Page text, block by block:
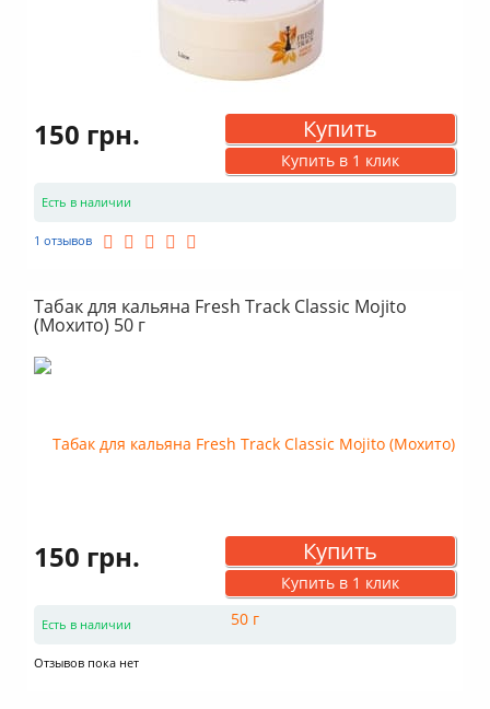
150 грн. Купить
Купить в 1 клик
Есть в наличии
1 отзывов
Табак для кальяна Fresh Track Classic Mojito
(Мохито) 50 г
150 грн. Купить
Купить в 1 клик
Есть в наличии
Отзывов пока нет